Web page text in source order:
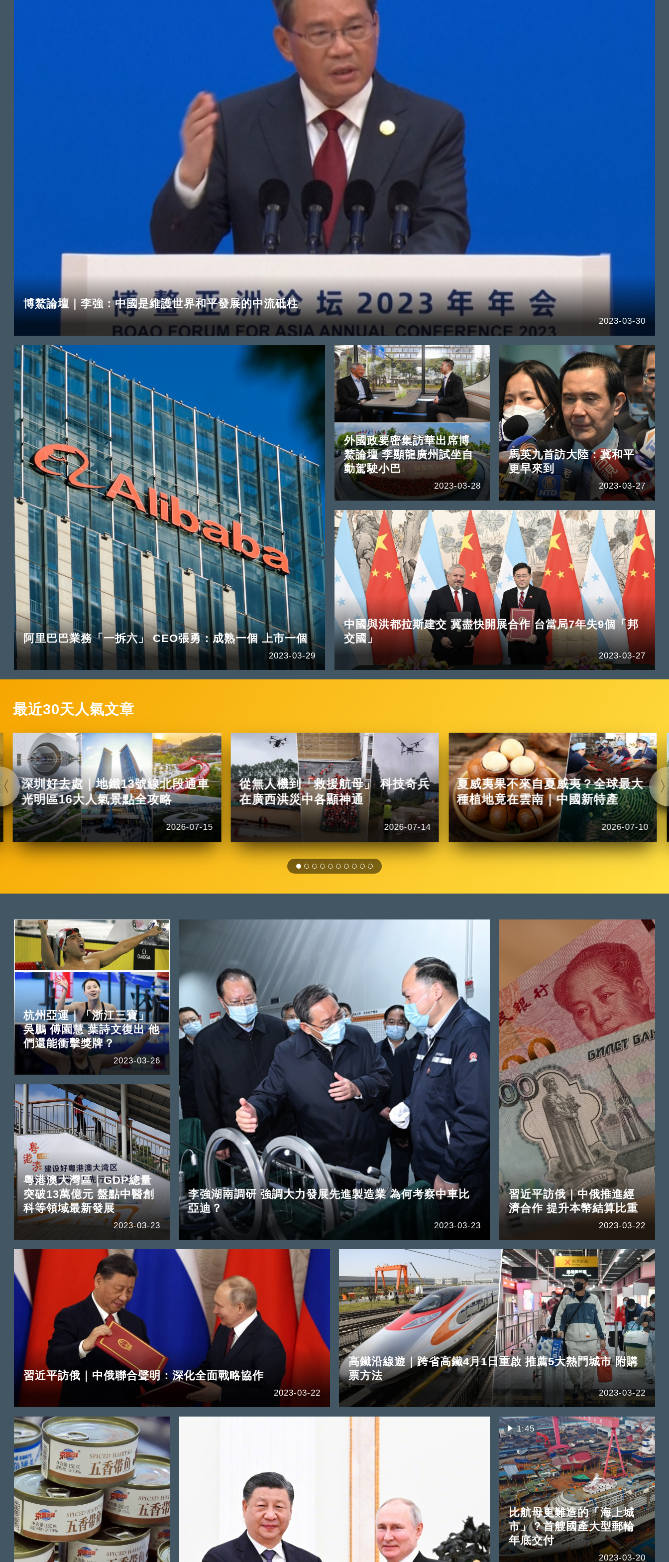
博鰲論壇｜李強：中國是維護世界和平發展的中流砥柱
2023-03-30
阿里巴巴業務「一拆六」 CEO張勇：成熟一個 上市一個
2023-03-29
外國政要密集訪華出席博
鰲論壇 李顯龍廣州試坐自
動駕駛小巴
2023-03-28
馬英九首訪大陸：冀和平
更早來到
2023-03-27
中國與洪都拉斯建交 冀盡快開展合作 台當局7年失9個「邦
交國」
2023-03-27
最近30天人氣文章
深圳好去處｜地鐵13號線北段通車
光明區16大人氣景點全攻略
2026-07-15
從無人機到「救援航母」 科技奇兵
在廣西洪災中各顯神通
2026-07-14
夏威夷果不來自夏威夷？全球最大
種植地竟在雲南｜中國新特產
2026-07-10
杭州亞運｜「浙江三寶」
吳鵬 傅園慧 葉詩文復出 他
們還能衝擊獎牌？
2023-03-26
粵港澳大灣區｜GDP總量
突破13萬億元 盤點中醫創
科等領域最新發展
2023-03-23
李強湖南調研 強調大力發展先進製造業 為何考察中車比
亞迪？
2023-03-23
習近平訪俄｜中俄推進經
濟合作 提升本幣結算比重
2023-03-22
習近平訪俄｜中俄聯合聲明：深化全面戰略協作
2023-03-22
高鐵沿線遊｜跨省高鐵4月1日重啟 推薦5大熱門城市 附購
票方法
2023-03-22
1:45
比航母更難造的「海上城
市」？首艘國產大型郵輪
年底交付
2023-03-20